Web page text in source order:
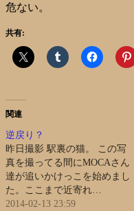
危ない。
共有:
関連
逆戻り？
昨日撮影 駅裏の猫。 この写
真を撮ってる間にMOCAさん
達が追いかけっこを始めまし
た。ここまで近寄れ…
2014-02-13 23:59